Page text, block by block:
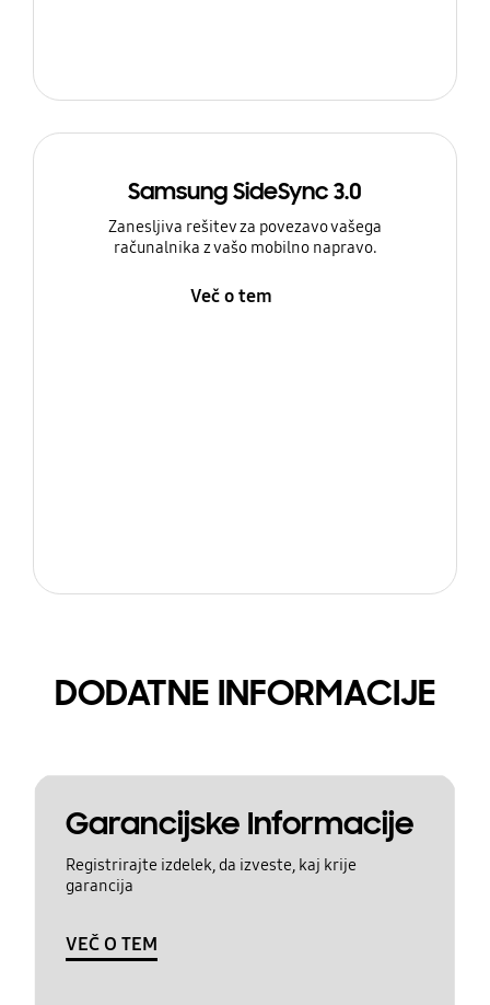
Samsung SideSync 3.0
Zanesljiva rešitev za povezavo vašega
računalnika z vašo mobilno napravo.
Več o tem
DODATNE INFORMACIJE
Garancijske Informacije
Registrirajte izdelek, da izveste, kaj krije
garancija
VEČ O TEM